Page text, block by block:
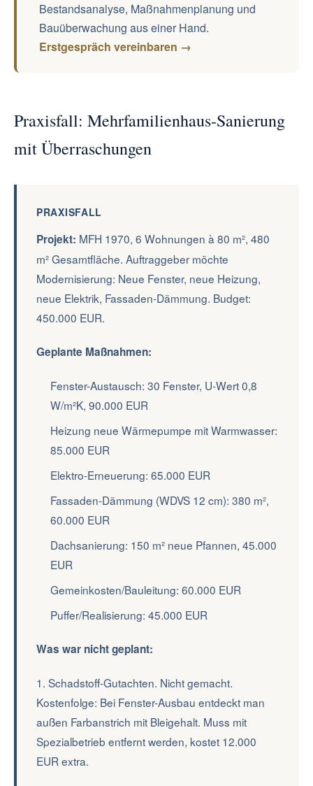
Bestandsanalyse, Maßnahmenplanung und
Bauüberwachung aus einer Hand.
Erstgespräch vereinbaren →
Praxisfall: Mehrfamilienhaus-Sanierung
mit Überraschungen
PRAXISFALL
Projekt: MFH 1970, 6 Wohnungen à 80 m², 480
m² Gesamtfläche. Auftraggeber möchte
Modernisierung: Neue Fenster, neue Heizung,
neue Elektrik, Fassaden-Dämmung. Budget:
450.000 EUR.
Geplante Maßnahmen:
Fenster-Austausch: 30 Fenster, U-Wert 0,8
W/m²K, 90.000 EUR
Heizung neue Wärmepumpe mit Warmwasser:
85.000 EUR
Elektro-Erneuerung: 65.000 EUR
Fassaden-Dämmung (WDVS 12 cm): 380 m²,
60.000 EUR
Dachsanierung: 150 m² neue Pfannen, 45.000
EUR
Gemeinkosten/Bauleitung: 60.000 EUR
Puffer/Realisierung: 45.000 EUR
Was war nicht geplant:
1. Schadstoff-Gutachten. Nicht gemacht.
Kostenfolge: Bei Fenster-Ausbau entdeckt man
außen Farbanstrich mit Bleigehalt. Muss mit
Spezialbetrieb entfernt werden, kostet 12.000
EUR extra.